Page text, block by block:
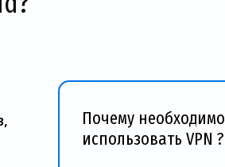
Почему необходимо
использовать VPN ?